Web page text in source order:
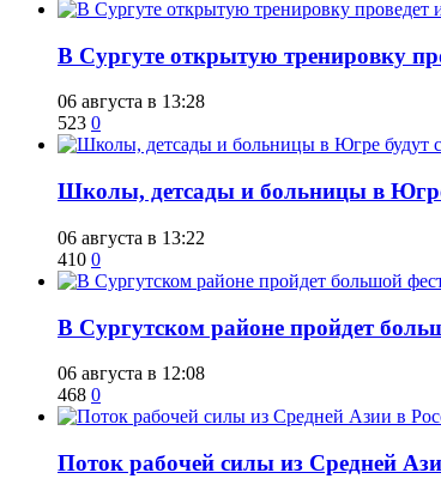
В Сургуте открытую тренировку
06 августа в 13:28
523 0
Школы, детсады и больницы в Югре
06 августа в 13:22
410 0
В Сургутском районе пройдет
06 августа в 12:08
468 0
Поток рабочей силы из Средней